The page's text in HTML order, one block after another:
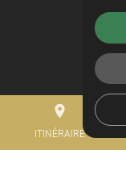
place
ITINÉRAIRE